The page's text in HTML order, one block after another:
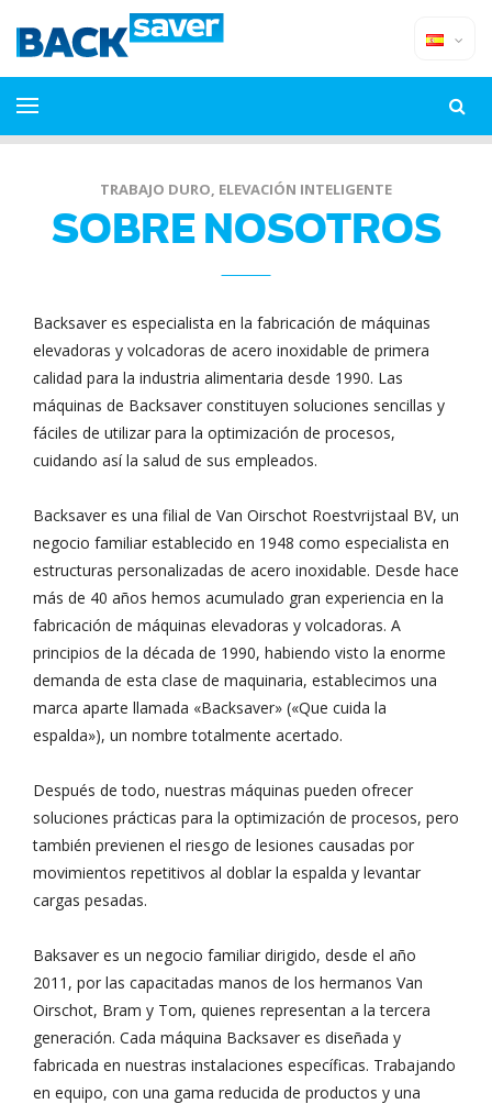
TRABAJO DURO, ELEVACIÓN INTELIGENTE
SOBRE NOSOTROS
Backsaver es especialista en la fabricación de máquinas
elevadoras y volcadoras de acero inoxidable de primera
calidad para la industria alimentaria desde 1990. Las
máquinas de Backsaver constituyen soluciones sencillas y
fáciles de utilizar para la optimización de procesos,
cuidando así la salud de sus empleados.
Backsaver es una filial de Van Oirschot Roestvrijstaal BV, un
negocio familiar establecido en 1948 como especialista en
estructuras personalizadas de acero inoxidable. Desde hace
más de 40 años hemos acumulado gran experiencia en la
fabricación de máquinas elevadoras y volcadoras. A
principios de la década de 1990, habiendo visto la enorme
demanda de esta clase de maquinaria, establecimos una
marca aparte llamada «Backsaver» («Que cuida la
espalda»), un nombre totalmente acertado.
Después de todo, nuestras máquinas pueden ofrecer
soluciones prácticas para la optimización de procesos, pero
también previenen el riesgo de lesiones causadas por
movimientos repetitivos al doblar la espalda y levantar
cargas pesadas.
Baksaver es un negocio familiar dirigido, desde el año
2011, por las capacitadas manos de los hermanos Van
Oirschot, Bram y Tom, quienes representan a la tercera
generación. Cada máquina Backsaver es diseñada y
fabricada en nuestras instalaciones específicas. Trabajando
en equipo, con una gama reducida de productos y una